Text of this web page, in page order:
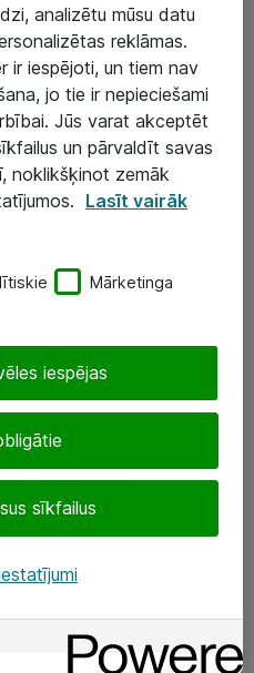
analizētu mūsu datu
reklāmas.
ir iespējoti, un tiem nav
jo tie ir nepieciešami
Jūs varat akceptēt
un pārvaldīt savas
noklikšķinot zemāk
Lasīt vairāk
Mārketinga
sīkfailus
iespējas